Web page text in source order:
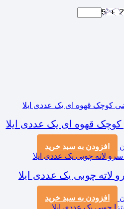
قهوه ای یک عددی ایلا
افزودن به سبد خرید
چوبی یک عددی ایلا
افزودن به سبد خرید